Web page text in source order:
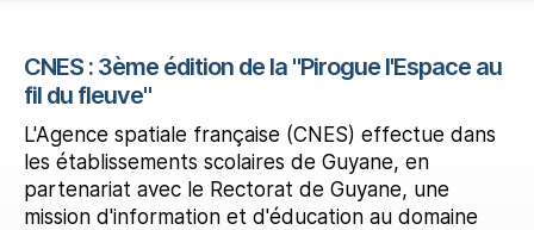
CNES : 3ème édition de la "Pirogue l'Espace au
fil du fleuve"
L'Agence spatiale française (CNES) effectue dans
les établissements scolaires de Guyane, en
partenariat avec le Rectorat de Guyane, une
mission d'information et d'éducation au domaine